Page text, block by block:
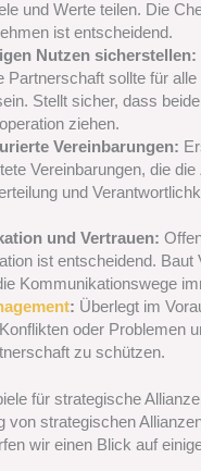
und Werte teilen. Die
ist entscheidend.
Nutzen sicherstellen:
Partnerschaft sollte für alle
Stellt sicher, dass
ziehen.
Vereinbarungen:
Vereinbarungen, die die
und
und Vertrauen:
ist entscheidend. Baut
Kommunikationswege
: Überlegt im
oder Problemen
zu schützen.
für strategische
von strategischen
wir einen Blick auf